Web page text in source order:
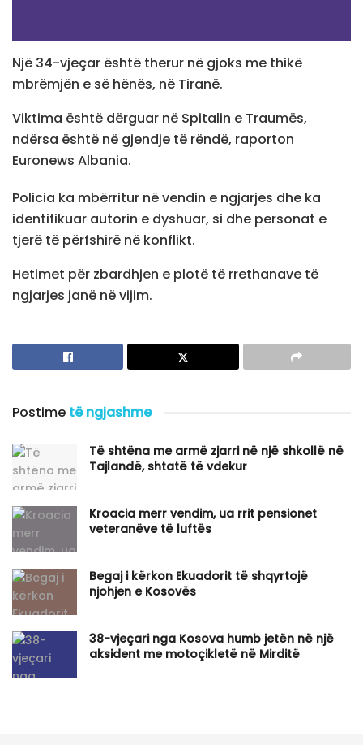
Një 34-vjeçar është therur në gjoks me thikë
mbrëmjën e së hënës, në Tiranë.
Viktima është dërguar në Spitalin e Traumës,
ndërsa është në gjendje të rëndë, raporton
Euronews Albania.
Policia ka mbërritur në vendin e ngjarjes dhe ka
identifikuar autorin e dyshuar, si dhe personat e
tjerë të përfshirë në konflikt.
Hetimet për zbardhjen e plotë të rrethanave të
ngjarjes janë në vijim.
Postime të ngjashme
Të shtëna me armë zjarri në një shkollë në
Tajlandë, shtatë të vdekur
Kroacia merr vendim, ua rrit pensionet
veteranëve të luftës
Begaj i kërkon Ekuadorit të shqyrtojë
njohjen e Kosovës
​38-vjeçari nga Kosova humb jetën në një
aksident me motoçikletë në Mirditë